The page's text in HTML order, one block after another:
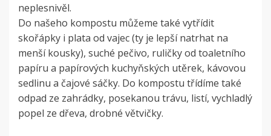
neplesnivěl.
Do našeho kompostu můžeme také vytřídit
skořápky i plata od vajec (ty je lepší natrhat na
menší kousky), suché pečivo, ruličky od toaletního
papíru a papírových kuchyňských utěrek, kávovou
sedlinu a čajové sáčky. Do kompostu třídíme také
odpad ze zahrádky, posekanou trávu, listí, vychladlý
popel ze dřeva, drobné větvičky.